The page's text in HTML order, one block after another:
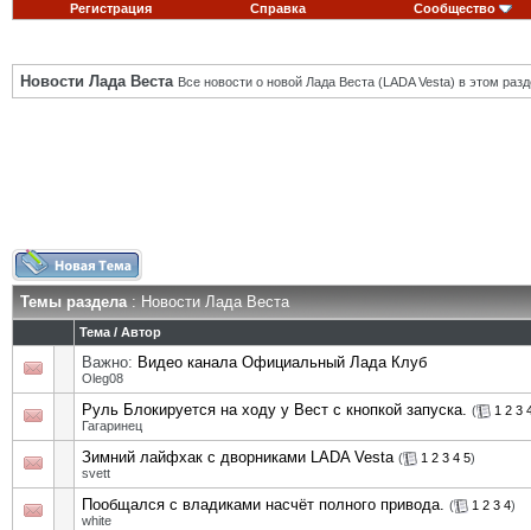
Регистрация Справка Сообщество
Новости Лада Веста Все новости о новой Лада Веста (LADA Vesta) в этом
Темы раздела: Новости Лада Веста
Тема / Автор
Важно: Видео канала Официальный Лада Клуб
Oleg08
Руль Блокируется на ходу у Вест с кнопкой запуска. ( 1 2 3
Гагаринец
Зимний лайфхак с дворниками LADA Vesta ( 1 2 3 4 5)
svett
Пообщался с владиками насчёт полного привода. ( 1 2 3 4)
white